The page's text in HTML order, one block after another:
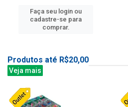
Faça seu login ou
cadastre-se para
comprar.
Produtos até R$20,00
Veja mais